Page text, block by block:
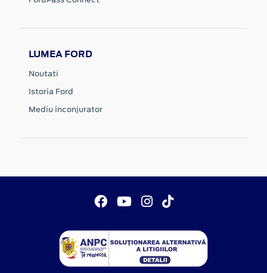
LUMEA FORD
Noutati
Istoria Ford
Mediu inconjurator